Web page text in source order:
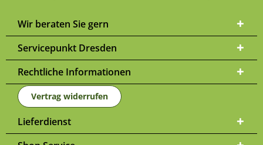
Wir beraten Sie gern
Servicepunkt Dresden
Rechtliche Informationen
Vertrag widerrufen
Lieferdienst